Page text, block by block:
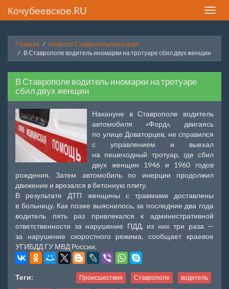
Toggle
Кочубеевское.RU
Главная
Новости Ставропольского края
В Ставрополе водитель иномарки на тротуаре сбил двух женщин
В Ставрополе водитель иномарки на тротуаре
сбил двух женщин
Накануне в Ставрополе водитель
автомобиля «Форд», двигаясь
по улице Доваторцев, не справился
с управлением и выехал
на пешеходный тротуар, где сбил
двух женщин 1946 и 1960 годов
рождения. Затем автомобиль по инерции продолжил
движение и врезался в бетонную плиту.
В результате ДТП женщины с травмами доставлены
в больницу. Как позже выяснилось, за последние два года
водитель пять раз привлекался к административной
ответственности за нарушение ПДД, из них три раза —
за нарушение скоростного режима, сообщает краевое
УГИБДД ГУ МВД России.
Теги: Происшествия Ставрополе водитель